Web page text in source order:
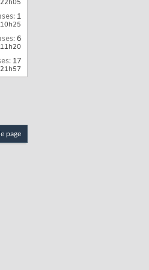
22h05
1
10h25
6
11h20
17
21h57
page